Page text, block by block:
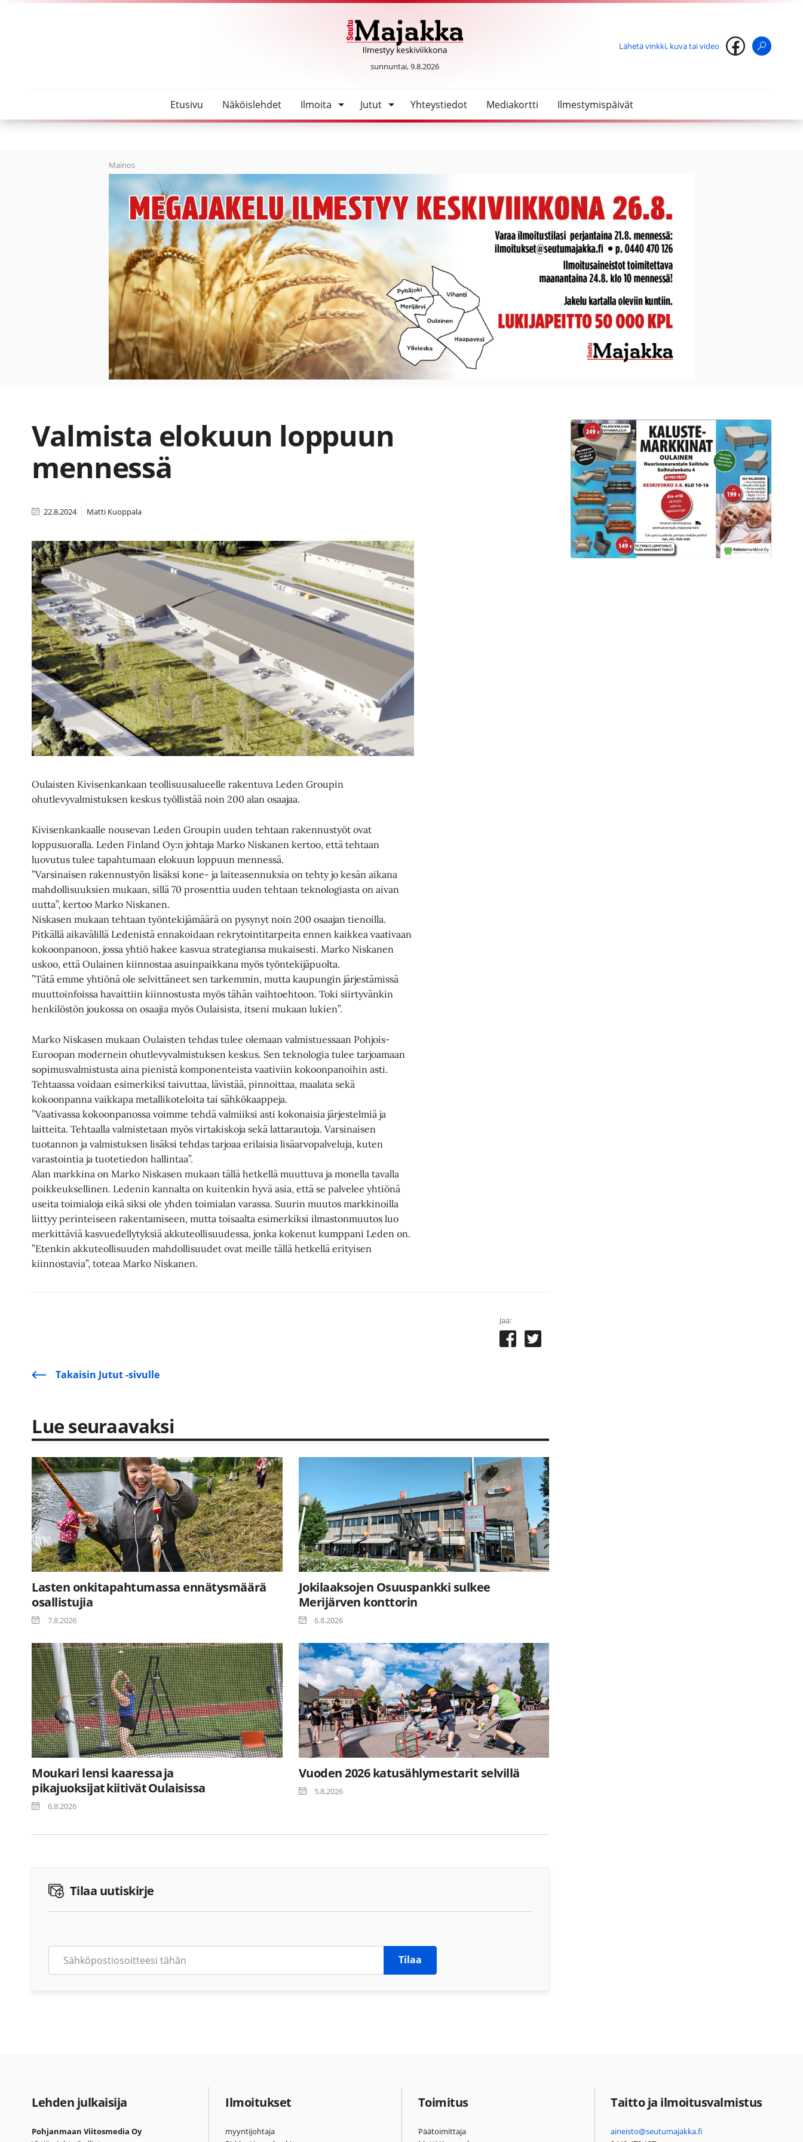
SeutuMajakka
sunnuntai, 9.8.2026
Lähetä vinkki, kuva tai video
Etusivu Näköislehdet Ilmoita Jutut Yhteystiedot Mediakortti Ilmestymispäivät
Mainos
Valmista elokuun loppuun
mennessä
22.8.2024 Matti Kuoppala
Oulaisten Kivisenkankaan teollisuusalueelle rakentuva Leden Groupin
ohutlevyvalmistuksen keskus työllistää noin 200 alan osaajaa.
Kivisenkankaalle nousevan Leden Groupin uuden tehtaan rakennustyöt ovat
loppusuoralla. Leden Finland Oy:n johtaja Marko Niskanen kertoo, että tehtaan
luovutus tulee tapahtumaan elokuun loppuun mennessä.
”Varsinaisen rakennustyön lisäksi kone- ja laiteasennuksia on tehty jo kesän aikana
mahdollisuuksien mukaan, sillä 70 prosenttia uuden tehtaan teknologiasta on aivan
uutta”, kertoo Marko Niskanen.
Niskasen mukaan tehtaan työntekijämäärä on pysynyt noin 200 osaajan tienoilla.
Pitkällä aikavälillä Ledenistä ennakoidaan rekrytointitarpeita ennen kaikkea vaativaan
kokoonpanoon, jossa yhtiö hakee kasvua strategiansa mukaisesti. Marko Niskanen
uskoo, että Oulainen kiinnostaa asuinpaikkana myös työntekijäpuolta.
”Tätä emme yhtiönä ole selvittäneet sen tarkemmin, mutta kaupungin järjestämissä
muuttoinfoissa havaittiin kiinnostusta myös tähän vaihtoehtoon. Toki siirtyvänkin
henkilöstön joukossa on osaajia myös Oulaisista, itseni mukaan lukien”.
Marko Niskasen mukaan Oulaisten tehdas tulee olemaan valmistuessaan Pohjois-
Euroopan modernein ohutlevyvalmistuksen keskus. Sen teknologia tulee tarjoamaan
sopimusvalmistusta aina pienistä komponenteista vaativiin kokoonpanoihin asti.
Tehtaassa voidaan esimerkiksi taivuttaa, lävistää, pinnoittaa, maalata sekä
kokoonpanna vaikkapa metallikoteloita tai sähkökaappeja.
”Vaativassa kokoonpanossa voimme tehdä valmiiksi asti kokonaisia järjestelmiä ja
laitteita. Tehtaalla valmistetaan myös virtakiskoja sekä lattarautoja. Varsinaisen
tuotannon ja valmistuksen lisäksi tehdas tarjoaa erilaisia lisäarvopalveluja, kuten
varastointia ja tuotetiedon hallintaa”.
Alan markkina on Marko Niskasen mukaan tällä hetkellä muuttuva ja monella tavalla
poikkeuksellinen. Ledenin kannalta on kuitenkin hyvä asia, että se palvelee yhtiönä
useita toimialoja eikä siksi ole yhden toimialan varassa. Suurin muutos markkinoilla
liittyy perinteiseen rakentamiseen, mutta toisaalta esimerkiksi ilmastonmuutos luo
merkittäviä kasvuedellytyksiä akkuteollisuudessa, jonka kokenut kumppani Leden on.
”Etenkin akkuteollisuuden mahdollisuudet ovat meille tällä hetkellä erityisen
kiinnostavia”, toteaa Marko Niskanen.
Jaa:
Takaisin Jutut -sivulle
Lue seuraavaksi
Lasten onkitapahtumassa ennätysmäärä
osallistujia
7.8.2026
Jokilaaksojen Osuuspankki sulkee
Merijärven konttorin
6.8.2026
Moukari lensi kaaressa ja
pikajuoksijat kiitivät Oulaisissa
6.8.2026
Vuoden 2026 katusählymestarit selvillä
5.8.2026
Tilaa uutiskirje
Tilaa
Lehden julkaisija
Pohjanmaan Viitosmedia Oy
Ilmoitukset
myyntijohtaja
Toimitus
Päätoimittaja
Taitto ja ilmoitusvalmistus
aineisto@seutumajakka.fi